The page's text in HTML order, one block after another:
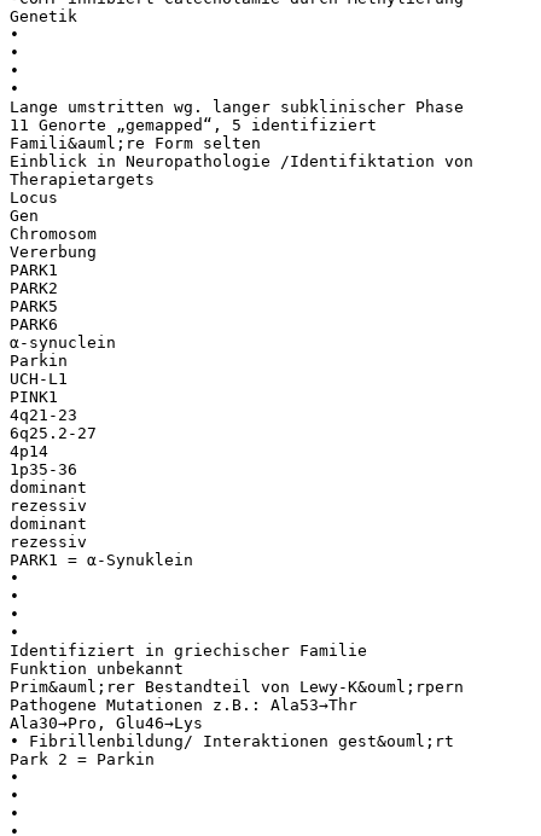
Genetik
•
•
•
•
Lange umstritten wg. langer subklinischer Phase
11 Genorte „gemapped“, 5 identifiziert
Famili&auml;re Form selten
Einblick in Neuropathologie /Identifiktation von
Therapietargets
Locus
Gen
Chromosom
Vererbung
PARK1
PARK2
PARK5
PARK6
α-synuclein
Parkin
UCH-L1
PINK1
4q21-23
6q25.2-27
4p14
1p35-36
dominant
rezessiv
dominant
rezessiv
PARK1 = α-Synuklein
•
•
•
•
Identifiziert in griechischer Familie
Funktion unbekannt
Prim&auml;rer Bestandteil von Lewy-K&ouml;rpern
Pathogene Mutationen z.B.: Ala53→Thr
Ala30→Pro, Glu46→Lys
• Fibrillenbildung/ Interaktionen gest&ouml;rt
Park 2 = Parkin
•
•
•
•